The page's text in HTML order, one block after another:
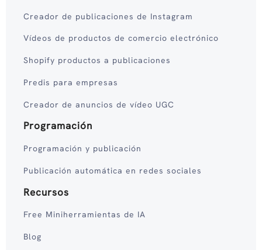
Creador de publicaciones de Instagram
Vídeos de productos de comercio electrónico
Shopify productos a publicaciones
Predis para empresas
Creador de anuncios de vídeo UGC
Programación
Programación y publicación
Publicación automática en redes sociales
Recursos
Free Miniherramientas de IA
Blog